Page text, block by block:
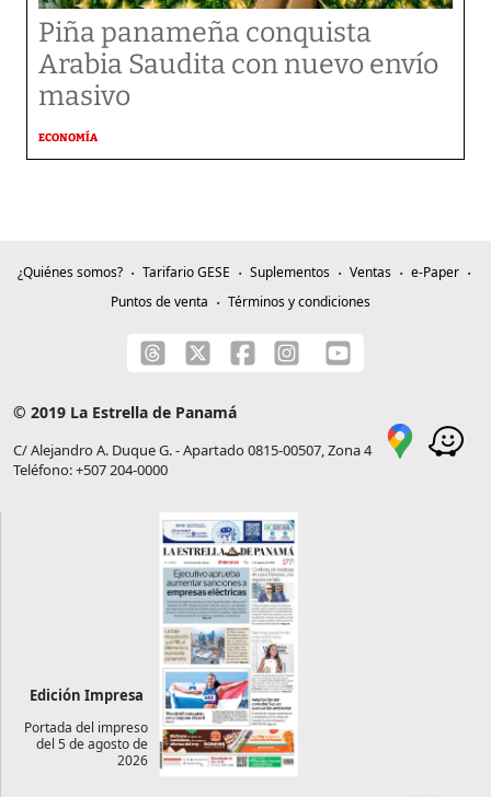
Piña panameña conquista
Arabia Saudita con nuevo envío
masivo
ECONOMÍA
¿Quiénes somos? Tarifario GESE Suplementos Ventas
e-Paper
Puntos de venta
Términos y condiciones
© 2019 La Estrella de Panamá
C/ Alejandro A. Duque G. - Apartado 0815-00507, Zona 4
Teléfono: +507 204-0000
Edición Impresa
Portada del impreso
del 5 de agosto de
2026